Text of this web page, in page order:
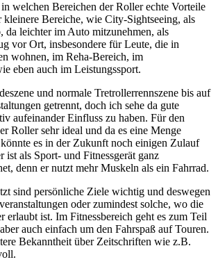
welchen Bereichen der Roller echte Vorteile
kleinere Bereiche, wie City-Sightseeing, als
da leichter im Auto mitzunehmen, als
vor Ort, insbesondere für Leute, die in
wohnen, im Reha-Bereich, im
eben auch im Leistungssport.
und normale Tretrollerrennszene bis auf
getrennt, doch ich sehe da gute
aufeinander Einfluss zu haben. Für den
Roller sehr ideal und da es eine Menge
es in der Zukunft noch einigen Zulauf
ist als Sport- und Fitnessgerät ganz
denn er nutzt mehr Muskeln als ein Fahrrad.
sind persönliche Ziele wichtig und deswegen
oder zumindest solche, wo die
erlaubt ist. Im Fitnessbereich geht es zum Teil
auch einfach um den Fahrspaß auf Touren.
Bekanntheit über Zeitschriften wie z.B.